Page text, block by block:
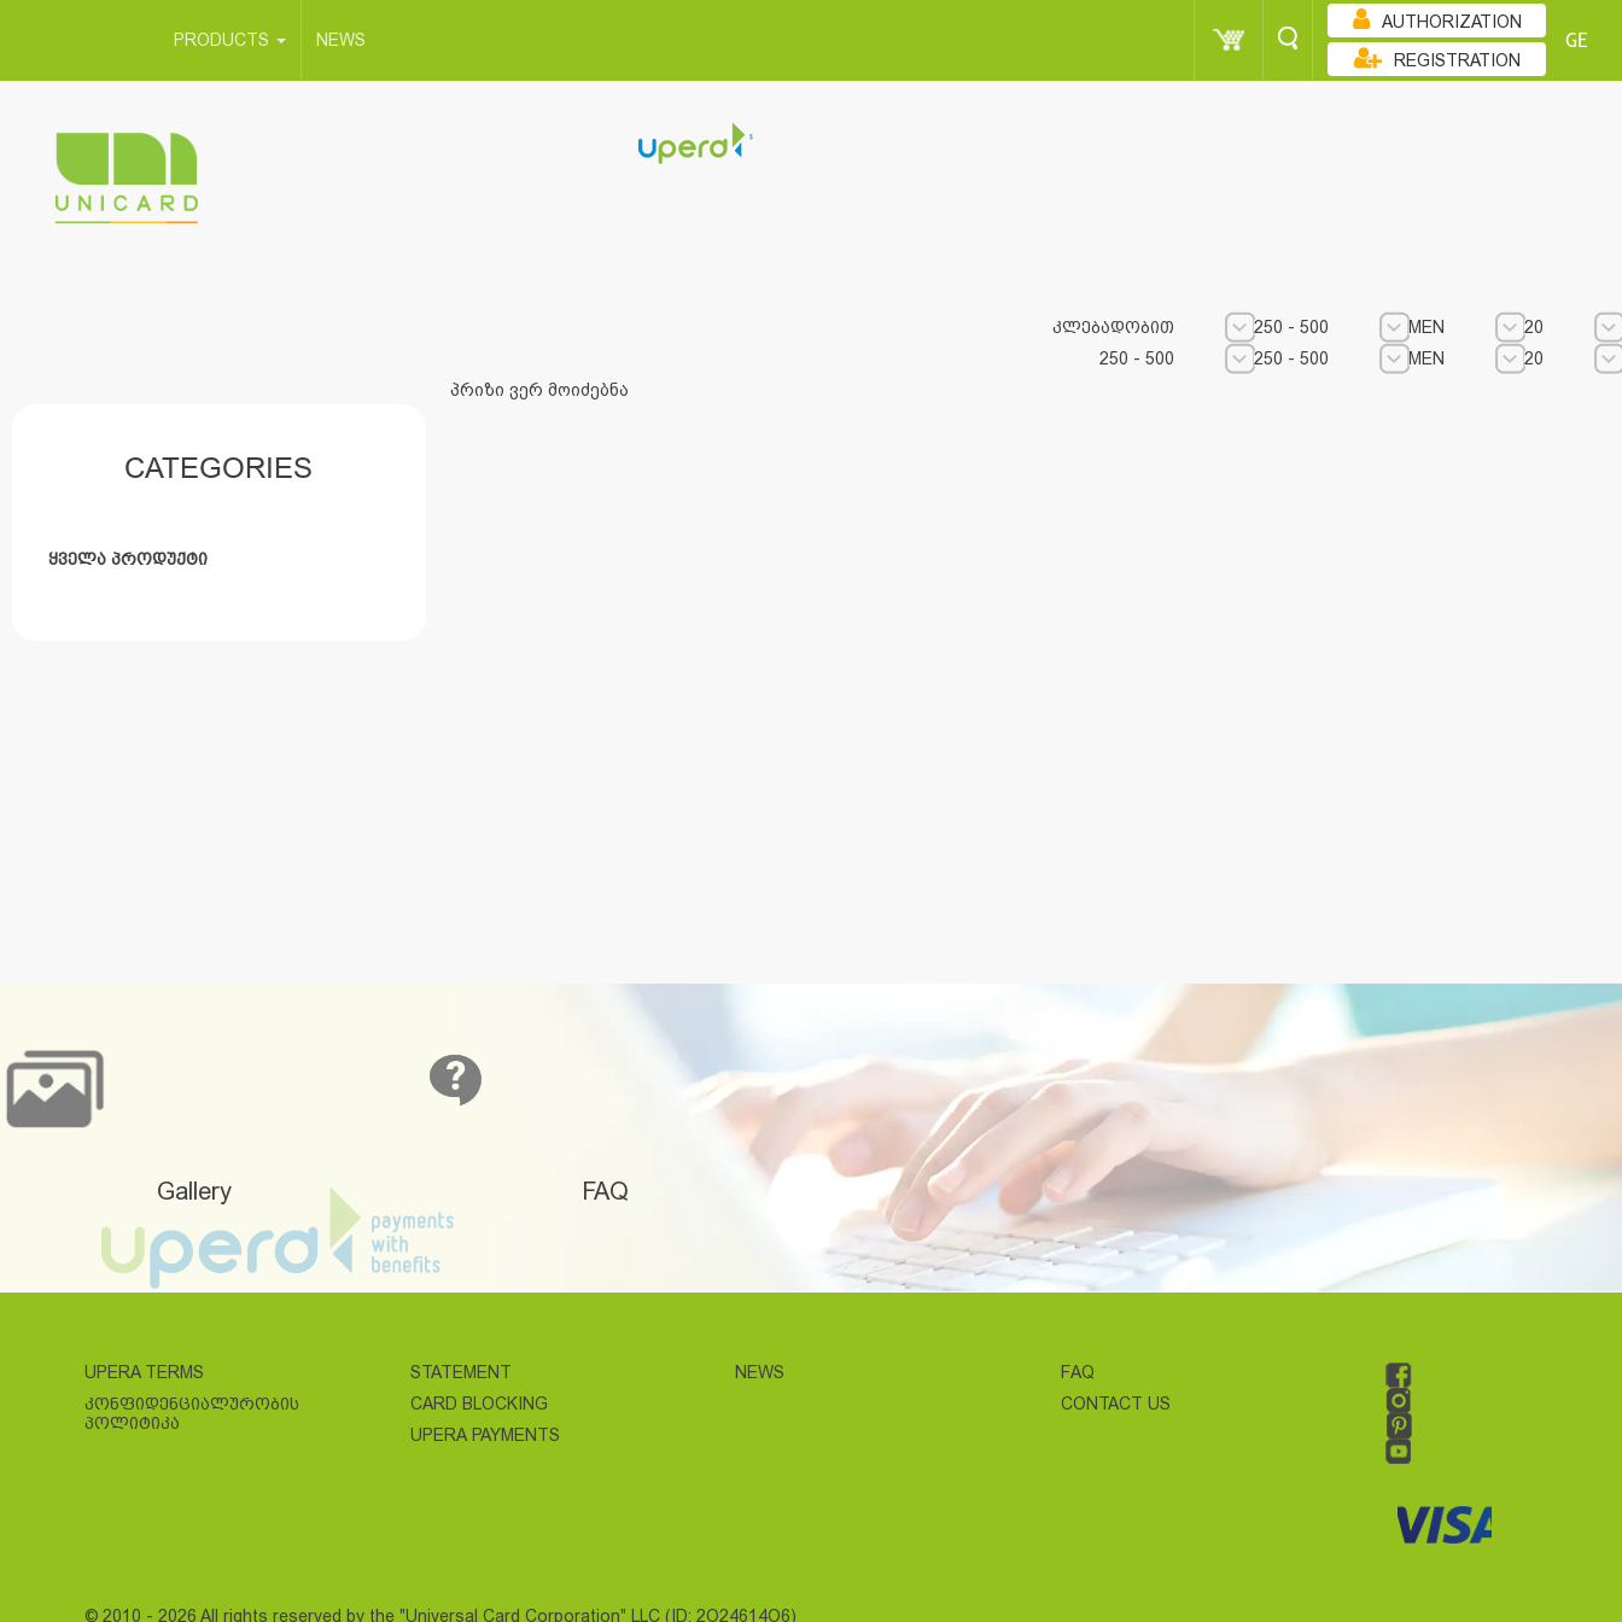
PRODUCTS NEWS
AUTHORIZATION
REGISTRATION
GE
CATEGORIES
ᲧᲕᲔᲚᲐ ᲞᲠᲝᲓᲣᲥᲢᲘ
ᲙᲚᲔᲑᲐᲓᲝᲑᲘᲗ 250 - 500 MEN
20
250 - 500
250 - 500 MEN
20
პრიზი ვერ მოიძებნა
Gallery FAQ
UPERA TERMS
ᲙᲝᲜᲤᲘᲓᲔᲜᲪᲘᲐᲚᲣᲠᲝᲑᲘᲡ
ᲞᲝᲚᲘᲢᲘᲙᲐ
STATEMENT
CARD BLOCKING
UPERA PAYMENTS
NEWS
FAQ
CONTACT US
© 2010 - 2026 All rights reserved by the "Universal Card Corporation" LLC (ID: 2O24614O6)